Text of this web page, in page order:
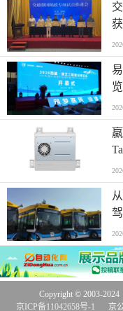
Copyright © 2003-2024
京ICP备11042658号-1
京